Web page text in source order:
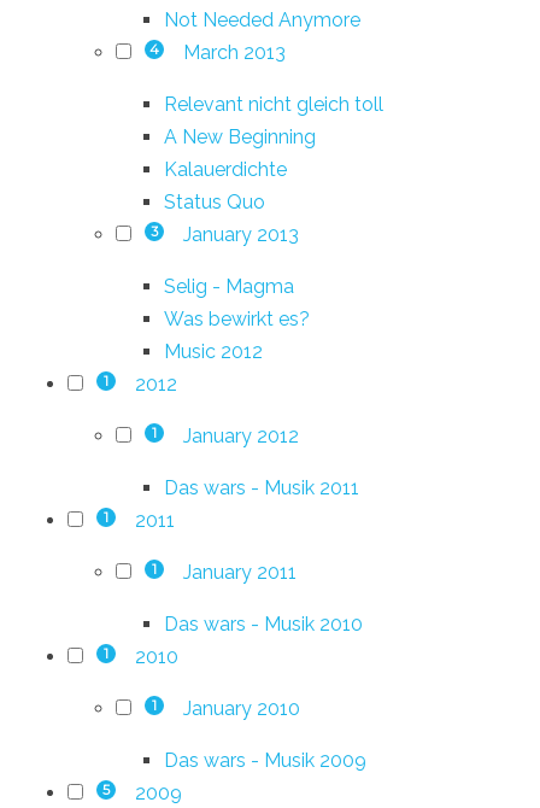
Not Needed Anymore
4 March 2013
Relevant nicht gleich toll
A New Beginning
Kalauerdichte
Status Quo
3 January 2013
Selig - Magma
Was bewirkt es?
Music 2012
1 2012
1 January 2012
Das wars - Musik 2011
1 2011
1 January 2011
Das wars - Musik 2010
1 2010
1 January 2010
Das wars - Musik 2009
5 2009